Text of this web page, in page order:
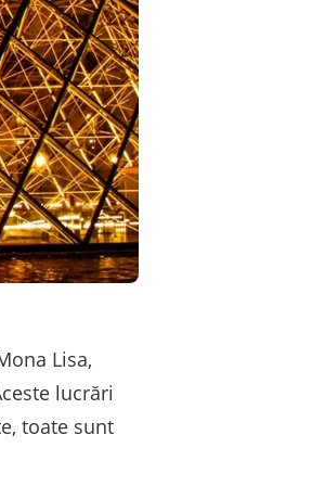
Lisa,
lucrări
toate sunt